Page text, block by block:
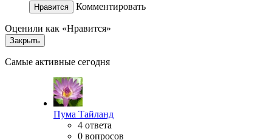
Нравится Комментировать
Оценили как «Нравится»
Закрыть
Самые активные сегодня
Пума Тайланд
4 ответа
0 вопросов